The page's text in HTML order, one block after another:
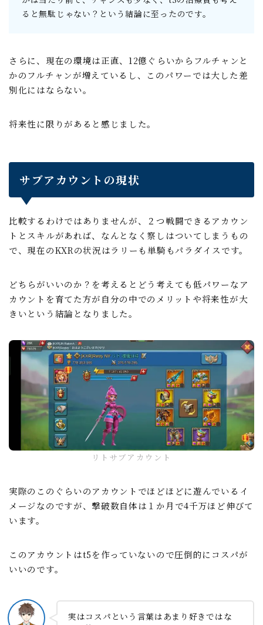
ると無駄じゃない？という結論に至ったのです。
さらに、現在の環境は正直、12億ぐらいからフルチャンと
かのフルチャンが増えているし、このパワーでは大した差
別化にはならない。
将来性に限りがあると感じました。
サブアカウントの現状
比較するわけではありませんが、２つ戦闘できるアカウン
トとスキルがあれば、なんとなく察しはついてしまうもの
で、現在のKXRの状況はラリーも単騎もパラダイスです。
どちらがいいのか？を考えるとどう考えても低パワーなア
カウントを育てた方が自分の中でのメリットや将来性が大
きいという結論となりました。
リトサブアカウント
実際のこのぐらいのアカウントでほどほどに遊んでいるイ
メージなのですが、撃破数自体は１か月で4千万ほど伸びて
います。
このアカウントはt5を作っていないので圧倒的にコスパが
いいのです。
実はコスパという言葉はあまり好きではな